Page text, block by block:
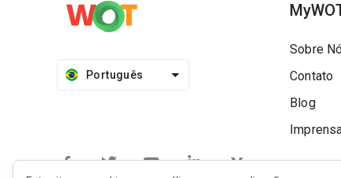
Português
Sobre
Contato
Blog